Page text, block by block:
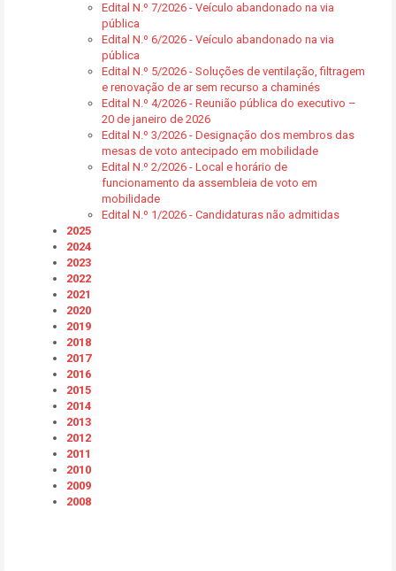
Edital N.º 7/2026 - Veículo abandonado na via
pública
Edital N.º 6/2026 - Veículo abandonado na via
pública
Edital N.º 5/2026 - Soluções de ventilação, filtragem
e renovação de ar sem recurso a chaminés
Edital N.º 4/2026 - Reunião pública do executivo –
20 de janeiro de 2026
Edital N.º 3/2026 - Designação dos membros das
mesas de voto antecipado em mobilidade
Edital N.º 2/2026 - Local e horário de
funcionamento da assembleia de voto em
mobilidade
Edital N.º 1/2026 - Candidaturas não admitidas
2025
2024
2023
2022
2021
2020
2019
2018
2017
2016
2015
2014
2013
2012
2011
2010
2009
2008